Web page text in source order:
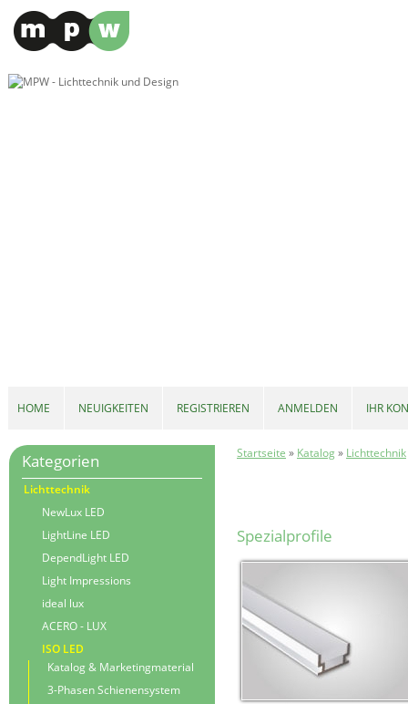
Startseite » Katalog» Lichttechnik
Spezialprofile
Kategorien
Lichttechnik
NewLux LED
LightLine LED
DependLight LED
Light Impressions
ideal lux
ACERO - LUX
ISO LED
Katalog & Marketingmaterial
3-Phasen Schienensystem
HOME NEUIGKEITEN REGISTRIEREN ANMELDEN IHR